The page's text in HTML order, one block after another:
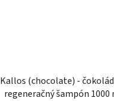
Kallos (chocolate) -
regeneračný šampón 1000